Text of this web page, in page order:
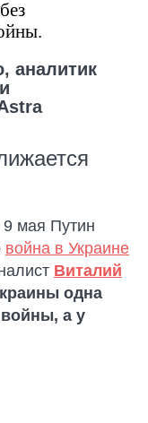
аналитик
мая Путин
война в Украине
Виталий
одна
а у